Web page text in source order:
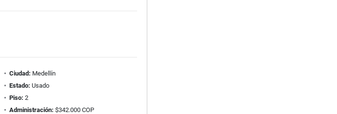
Ciudad: Medellín
Estado: Usado
Piso: 2
Administración: $342.000 COP